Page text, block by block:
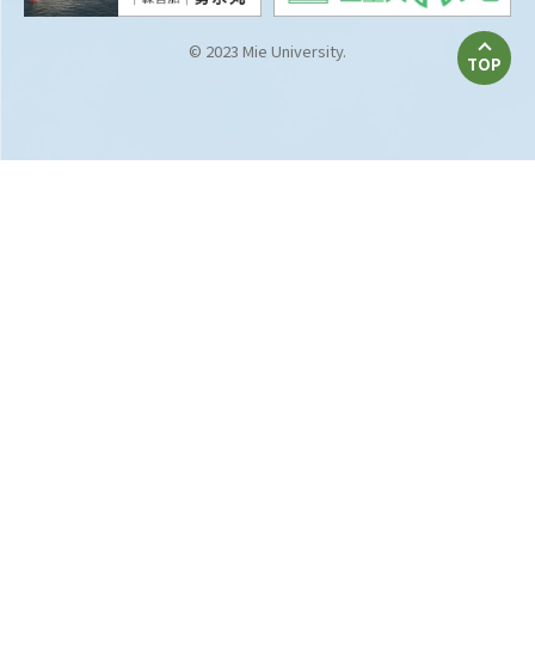
© 2023 Mie University.
TOP